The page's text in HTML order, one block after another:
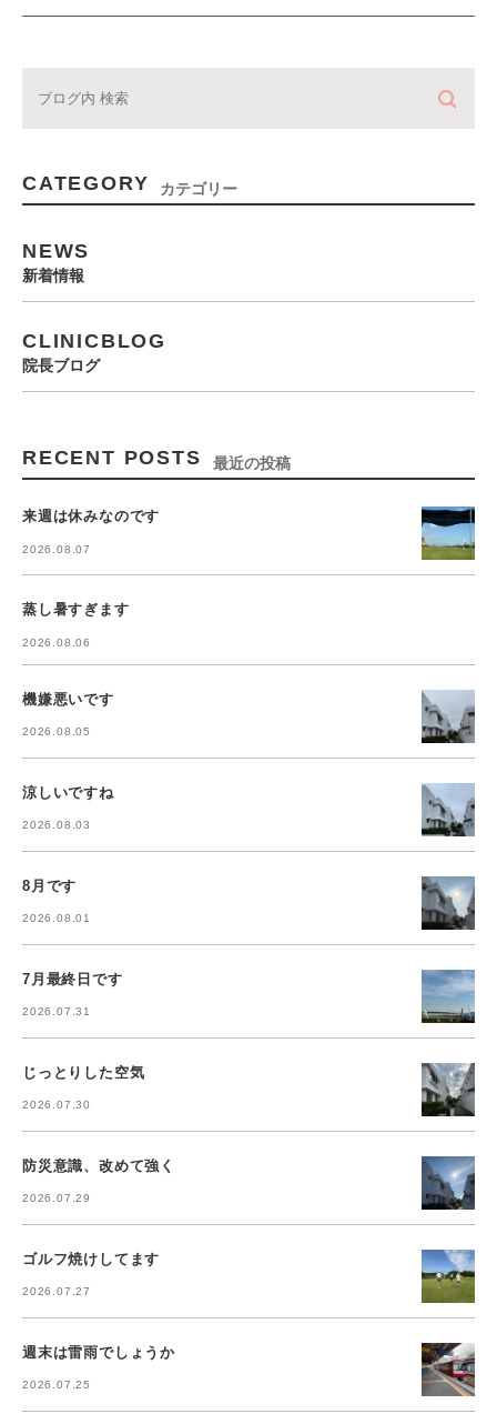
CATEGORY カテゴリー
NEWS
新着情報
CLINICBLOG
院長ブログ
RECENT POSTS 最近の投稿
来週は休みなのです
2026.08.07
蒸し暑すぎます
2026.08.06
機嫌悪いです
2026.08.05
涼しいですね
2026.08.03
8月です
2026.08.01
7月最終日です
2026.07.31
じっとりした空気
2026.07.30
防災意識、改めて強く
2026.07.29
ゴルフ焼けしてます
2026.07.27
週末は雷雨でしょうか
2026.07.25